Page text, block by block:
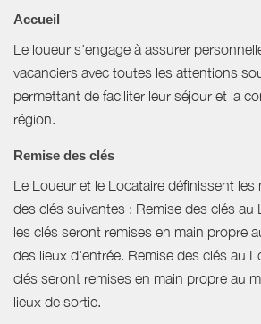
Accueil
Le loueur s'engage à assurer
vacanciers avec toutes les attentions
permettant de faciliter leur séjour et la
région.
Remise des clés
Le Loueur et le Locataire définissent les
des clés suivantes : Remise des clés au
les clés seront remises en main propre
des lieux d'entrée. Remise des clés au
clés seront remises en main propre au
lieux de sortie.